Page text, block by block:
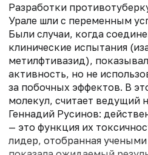
Разработки
Урале шли с переменным
Были случаи, когда
клинические испытания
метилфтивазид),
активность, но не
за побочных эффектов. В
молекул, считает ведущий
Геннадий Русинов:
— это функция их
лидер, отобранная